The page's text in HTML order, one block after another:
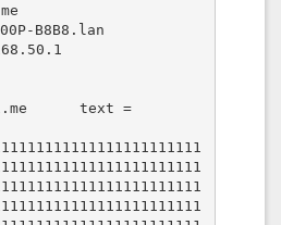
B8B8.lan
text =